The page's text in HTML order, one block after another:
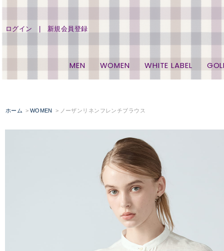
ログイン 新規会員登録
MEN WOMEN WHITE LABEL
ホーム WOMEN ノーザンリネンフレンチブラウス